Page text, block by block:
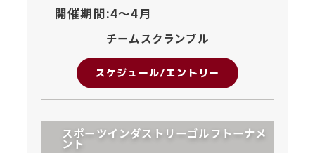
開催期間:4〜4月
チームスクランブル
スケジュール/エントリー
スポーツインダストリーゴルフトーナメ
ント